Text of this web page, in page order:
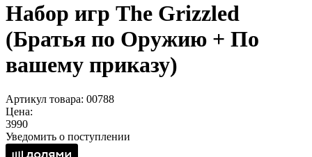
Набор игр The Grizzled
(Братья по Оружию + По
вашему приказу)
Артикул товара: 00788
Цена:
3990
Уведомить о поступлении